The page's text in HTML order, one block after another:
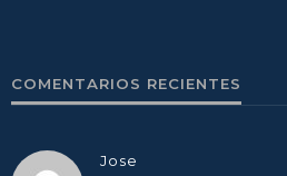
COMENTARIOS RECIENTES
Jose